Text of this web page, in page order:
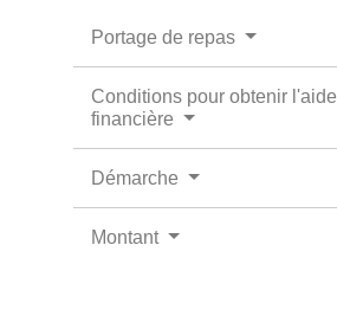
Portage de repas
Conditions pour obtenir l'aide
financière
Démarche
Montant